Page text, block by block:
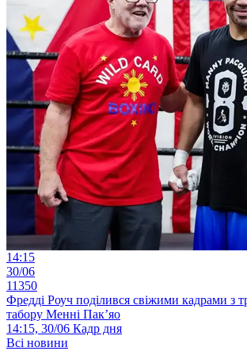
14:15
30/06
11350
Фредді Роуч поділився свіжими кадрами з
табору Менні Пак’яо
14:15, 30/06 Кадр дня
Всі новини